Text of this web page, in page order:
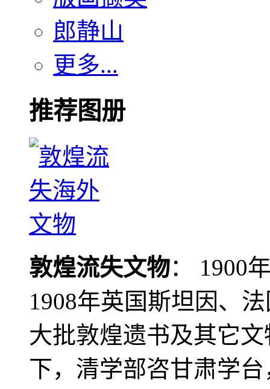
郎静山
更多...
推荐图册
敦煌流失文物： 1900
1908年英国斯坦因、
大批敦煌遗书及其它
下，清学部咨甘肃学